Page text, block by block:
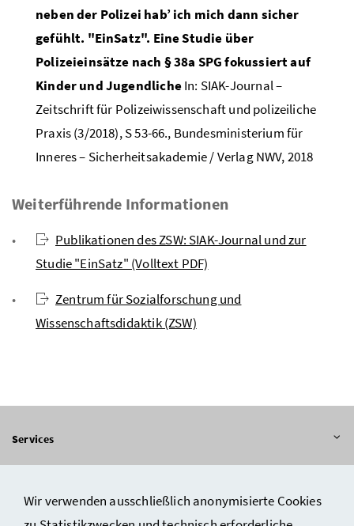
Wir verwenden ausschließlich anonymisierte Cookies
neben der Polizei hab’ ich mich dann sicher
gefühlt. "EinSatz". Eine Studie über
Polizeieinsätze nach § 38a SPG fokussiert auf
Kinder und JugendlicheIn: SIAK-Journal –
Zeitschrift für Polizeiwissenschaft und polizeiliche
Praxis (3/2018), S 53-66., Bundesministerium für
Inneres – Sicherheitsakademie / Verlag NWV, 2018
Weiterführende Informationen
Publikationen des ZSW: SIAK-Journal und zur
Studie "EinSatz" (Volltext PDF)
Zentrum für Sozialforschung und
Wissenschaftsdidaktik (ZSW)
ServicesInhalt aufklappen